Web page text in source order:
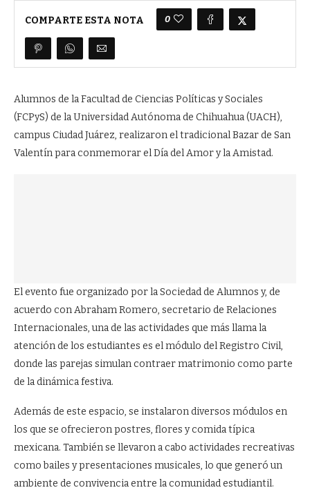
COMPARTE ESTA NOTA 0
Alumnos de la Facultad de Ciencias Políticas y Sociales
(FCPyS) de la Universidad Autónoma de Chihuahua (UACH),
campus Ciudad Juárez, realizaron el tradicional Bazar de San
Valentín para conmemorar el Día del Amor y la Amistad.
El evento fue organizado por la Sociedad de Alumnos y, de
acuerdo con Abraham Romero, secretario de Relaciones
Internacionales, una de las actividades que más llama la
atención de los estudiantes es el módulo del Registro Civil,
donde las parejas simulan contraer matrimonio como parte
de la dinámica festiva.
Además de este espacio, se instalaron diversos módulos en
los que se ofrecieron postres, flores y comida típica
mexicana. También se llevaron a cabo actividades recreativas
como bailes y presentaciones musicales, lo que generó un
ambiente de convivencia entre la comunidad estudiantil.